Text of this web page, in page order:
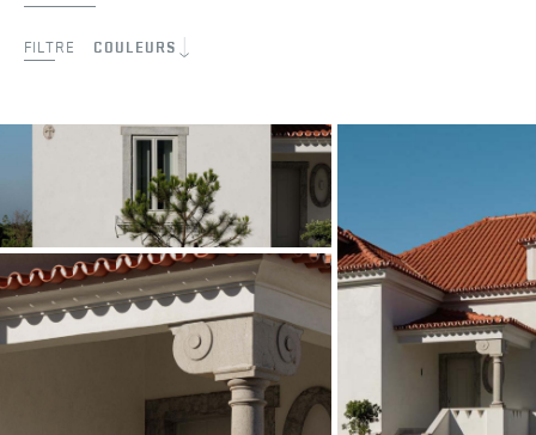
FILTRE COULEURS